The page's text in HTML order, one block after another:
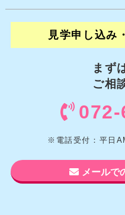
見学申し込み
まず
ご相
※電話受付：平日
メールで